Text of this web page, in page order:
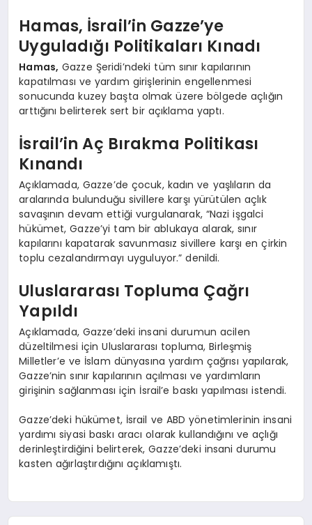
Hamas, İsrail’in Gazze’ye
Uyguladığı Politikaları Kınadı
Hamas, Gazze Şeridi’ndeki tüm sınır kapılarının
kapatılması ve yardım girişlerinin engellenmesi
sonucunda kuzey başta olmak üzere bölgede açlığın
arttığını belirterek sert bir açıklama yaptı.
İsrail’in Aç Bırakma Politikası
Kınandı
Açıklamada, Gazze’de çocuk, kadın ve yaşlıların da
aralarında bulunduğu sivillere karşı yürütülen açlık
savaşının devam ettiği vurgulanarak, “Nazi işgalci
hükümet, Gazze’yi tam bir ablukaya alarak, sınır
kapılarını kapatarak savunmasız sivillere karşı en çirkin
toplu cezalandırmayı uyguluyor.” denildi.
Uluslararası Topluma Çağrı
Yapıldı
Açıklamada, Gazze’deki insani durumun acilen
düzeltilmesi için Uluslararası topluma, Birleşmiş
Milletler’e ve İslam dünyasına yardım çağrısı yapılarak,
Gazze’nin sınır kapılarının açılması ve yardımların
girişinin sağlanması için İsrail’e baskı yapılması istendi.
Gazze’deki hükümet, İsrail ve ABD yönetimlerinin insani
yardımı siyasi baskı aracı olarak kullandığını ve açlığı
derinleştirdiğini belirterek, Gazze’deki insani durumu
kasten ağırlaştırdığını açıklamıştı.